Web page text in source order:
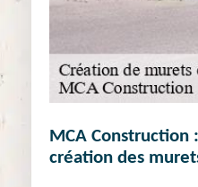
MCA Construction
création des